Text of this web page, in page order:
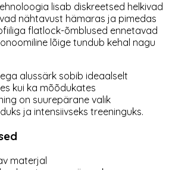
lisab diskreetsed helkivad
nähtavust hämaras ja pimedas
flatlock-õmblused ennetavad
lõige tundub kehal nagu
alussärk sobib ideaalselt
kui ka mõõdukates
on suurepärane valik
ja intensiivseks treeninguks.
materjal